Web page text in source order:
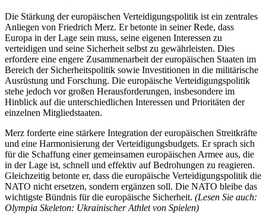
Die Stärkung der europäischen Verteidigungspolitik ist ein zentrales
Anliegen von Friedrich Merz. Er betonte in seiner Rede, dass
Europa in der Lage sein muss, seine eigenen Interessen zu
verteidigen und seine Sicherheit selbst zu gewährleisten. Dies
erfordere eine engere Zusammenarbeit der europäischen Staaten im
Bereich der Sicherheitspolitik sowie Investitionen in die militärische
Ausrüstung und Forschung. Die europäische Verteidigungspolitik
stehe jedoch vor großen Herausforderungen, insbesondere im
Hinblick auf die unterschiedlichen Interessen und Prioritäten der
einzelnen Mitgliedstaaten.
Merz forderte eine stärkere Integration der europäischen Streitkräfte
und eine Harmonisierung der Verteidigungsbudgets. Er sprach sich
für die Schaffung einer gemeinsamen europäischen Armee aus, die
in der Lage ist, schnell und effektiv auf Bedrohungen zu reagieren.
Gleichzeitig betonte er, dass die europäische Verteidigungspolitik die
NATO nicht ersetzen, sondern ergänzen soll. Die NATO bleibe das
wichtigste Bündnis für die europäische Sicherheit. (Lesen Sie auch:
Olympia Skeleton: Ukrainischer Athlet von Spielen)